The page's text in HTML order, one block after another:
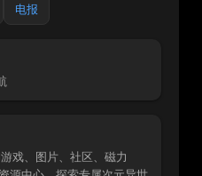
电报
戏、图片、社区、磁力